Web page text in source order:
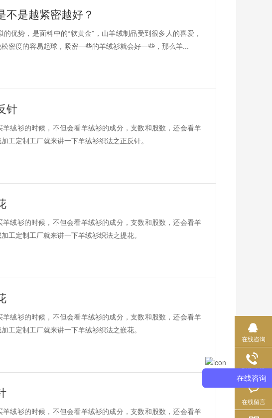
不是越紧密越好？
优势，是面料中的“软黄金”，山羊绒制品受到很多人的喜爱，
密度的容易起球，紧密一些的羊绒衫就会好一些，那么羊...
针
绒衫的时候，不但会看羊绒衫的成分，支数和股数，还会看羊
工定制工厂就来讲一下羊绒衫织法之正反针。
绒衫的时候，不但会看羊绒衫的成分，支数和股数，还会看羊
工定制工厂就来讲一下羊绒衫织法之提花。
绒衫的时候，不但会看羊绒衫的成分，支数和股数，还会看羊
工定制工厂就来讲一下羊绒衫织法之嵌花。
绒衫的时候，不但会看羊绒衫的成分，支数和股数，还会看羊
在线咨询
联系电话
在线留言
在线咨询